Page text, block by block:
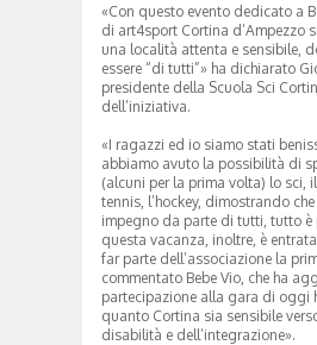
«Con questo evento dedicato a
di art4sport Cortina d’Ampezzo
una località attenta e sensibile,
essere “di tutti”» ha dichiarato
presidente della Scuola Sci
dell’iniziativa.
«I ragazzi ed io siamo stati
abbiamo avuto la possibilità di
(alcuni per la prima volta) lo sci,
tennis, l’hockey, dimostrando
impegno da parte di tutti, tutto è
questa vacanza, inoltre, è
far parte dell’associazione la
commentato Bebe Vio, che ha
partecipazione alla gara di oggi
quanto Cortina sia sensibile
disabilità e dell’integrazione».